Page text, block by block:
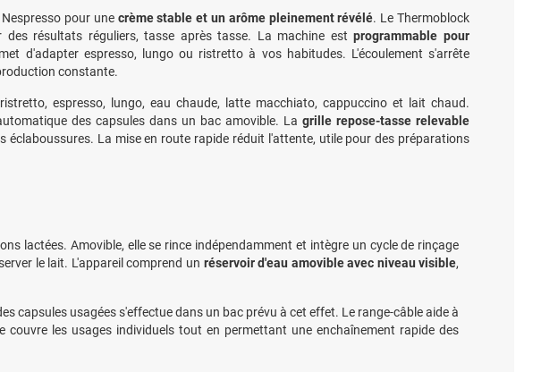
pour une crème stable et un arôme pleinement révélé. Le Thermoblock
résultats réguliers, tasse après tasse. La machine estprogrammable pour
d'adapter espresso, lungo ou ristretto à vos habitudes. L'écoulement s'arrête
constante.
espresso, lungo, eau chaude, latte macchiato, cappuccino et lait chaud.
des capsules dans un bac amovible. Lagrille repose-tasse relevable
éclaboussures. La mise en route rapide réduit l'attente, utile pour des préparations
lactées. Amovible, elle se rince indépendamment et intègre un cycle de rinçage
le lait. L'appareil comprend un réservoir d'eau amovible avec niveau visible,
capsules usagées s'effectue dans un bac prévu à cet effet. Le range-câble aide à
les usages individuels tout en permettant une enchaînement rapide des